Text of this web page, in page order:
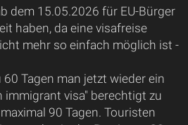
dem 15.05.2026 für EU-Bürger
haben, da eine visafreise
mehr so einfach möglich ist -
Tagen man jetzt wieder ein
immigrant visa" berechtigt zu
90 Tagen. Touristen